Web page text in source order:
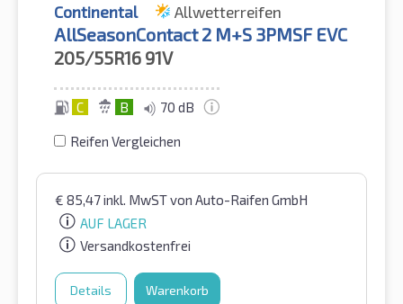
Continental Allwetterreifen
AllSeasonContact 2 M+S 3PMSF EVC
205/55R16 91V
C B 70 dB
Reifen Vergleichen
€ 85,47inkl. MwSTvon Auto-Raifen GmbH
AUF LAGER
Versandkostenfrei
Details Warenkorb